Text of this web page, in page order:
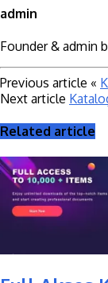
admin
Founder & admin
Previous article «
Next article
Related article